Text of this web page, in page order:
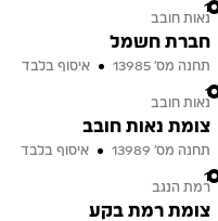
10
נאות חובב
חברת חשמל
תחנה מס׳ 13985
איסוף בלבד
11
נאות חובב
צומת נאות חובב
תחנה מס׳ 13989
איסוף בלבד
12
רמת הנגב
צומת רמת בקע